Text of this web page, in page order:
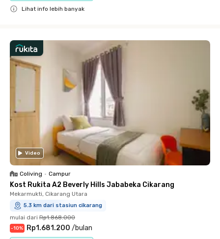
Lihat info lebih banyak
Video
Coliving • Campur
Kost Rukita A2 Beverly Hills Jababeka Cikarang
Mekarmukti, Cikarang Utara
5.3 km dari stasiun cikarang
mulai dari Rp1.868.000
-10% Rp1.681.200 /bulan